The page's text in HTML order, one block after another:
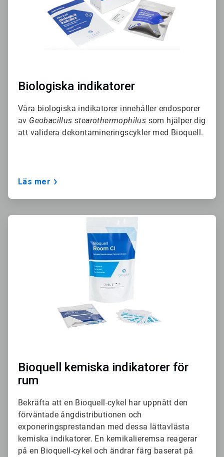
Biologiska indikatorer
Våra biologiska indikatorer innehåller endosporer
av Geobacillus stearothermophilus som hjälper dig
att validera dekontamineringscykler med Bioquell.
Läs mer
ArticleTile
Bioquell kemiska indikatorer för
rum
Bekräfta att en Bioquell-cykel har uppnått den
förväntade ångdistributionen och
exponeringsprestandan med dessa lättavlästa
kemiska indikatorer. En kemikalieremsa reagerar
på en Bioquell-cykel och ändrar färg baserat på